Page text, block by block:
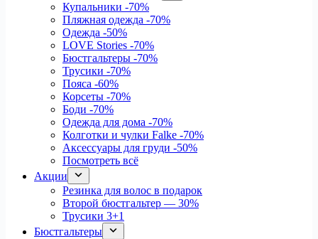
Купальники -70%
Пляжная одежда -70%
Одежда -50%
LOVE Stories -70%
Бюстгальтеры -70%
Трусики -70%
Пояса -60%
Корсеты -70%
Боди -70%
Одежда для дома -70%
Колготки и чулки Falke -70%
Аксессуары для груди -50%
Посмотреть всё
Акции
Резинка для волос в подарок
Второй бюстгальтер — 30%
Трусики 3+1
Бюстгальтеры